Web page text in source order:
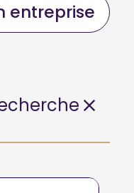
entreprise